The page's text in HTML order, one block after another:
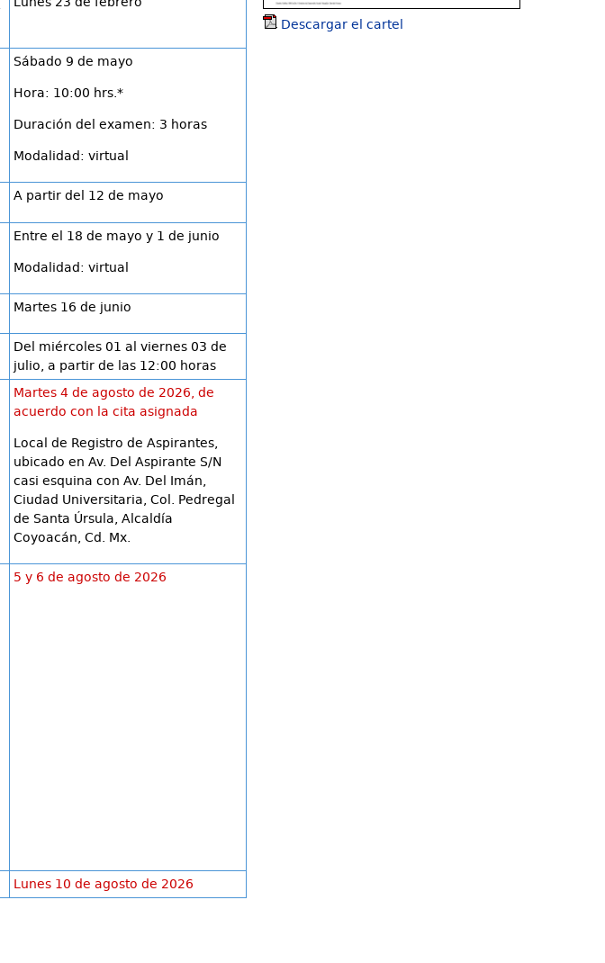
Sábado 9 de mayo
Hora: 10:00 hrs.*
Duración del examen: 3 horas
Modalidad: virtual
A partir del 12 de mayo
Entre el 18 de mayo y 1 de junio
Modalidad: virtual
Martes 16 de junio
Del miércoles 01 al viernes 03 de
julio, a partir de las 12:00 horas
Martes 4 de agosto de 2026, de
acuerdo con la cita asignada
Local de Registro de Aspirantes,
ubicado en Av. Del Aspirante S/N
casi esquina con Av. Del Imán,
Ciudad Universitaria, Col. Pedregal
de Santa Úrsula, Alcaldía
Coyoacán, Cd. Mx.
5 y 6 de agosto de 2026
Lunes 10 de agosto de 2026
Descargar el cartel